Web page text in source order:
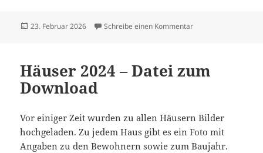
Veröffentlicht
23. Februar 2026 Schreibe einen Kommentarzu Soldaten aus
Häuser 2024 – Datei zum
Download
Vor einiger Zeit wurden zu allen Häusern Bilder
hochgeladen. Zu jedem Haus gibt es ein Foto mit
Angaben zu den Bewohnern sowie zum Baujahr.